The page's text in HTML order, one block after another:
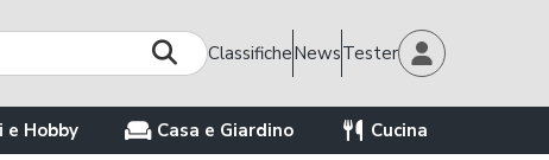
ClassificheNewsTester
e Hobby Casa e Giardino Cucina